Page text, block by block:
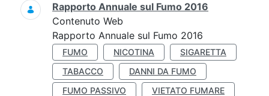
Rapporto Annuale sul Fumo 2016
Contenuto Web
Rapporto Annuale sul Fumo 2016
FUMO NICOTINA
SIGARETTA
TABACCO
DANNI DA FUMO
FUMO PASSIVO
VIETATO FUMARE